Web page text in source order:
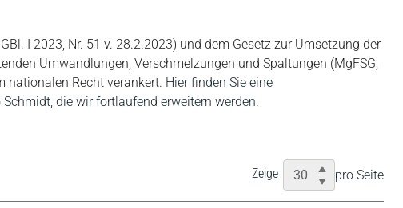
I 2023, Nr. 51 v. 28.2.2023) und dem Gesetz zur Umsetzung der
Umwandlungen, Verschmelzungen und Spaltungen (MgFSG,
nationalen Recht verankert. Hier finden Sie eine
die wir fortlaufend erweitern werden.
Zeige pro Seite